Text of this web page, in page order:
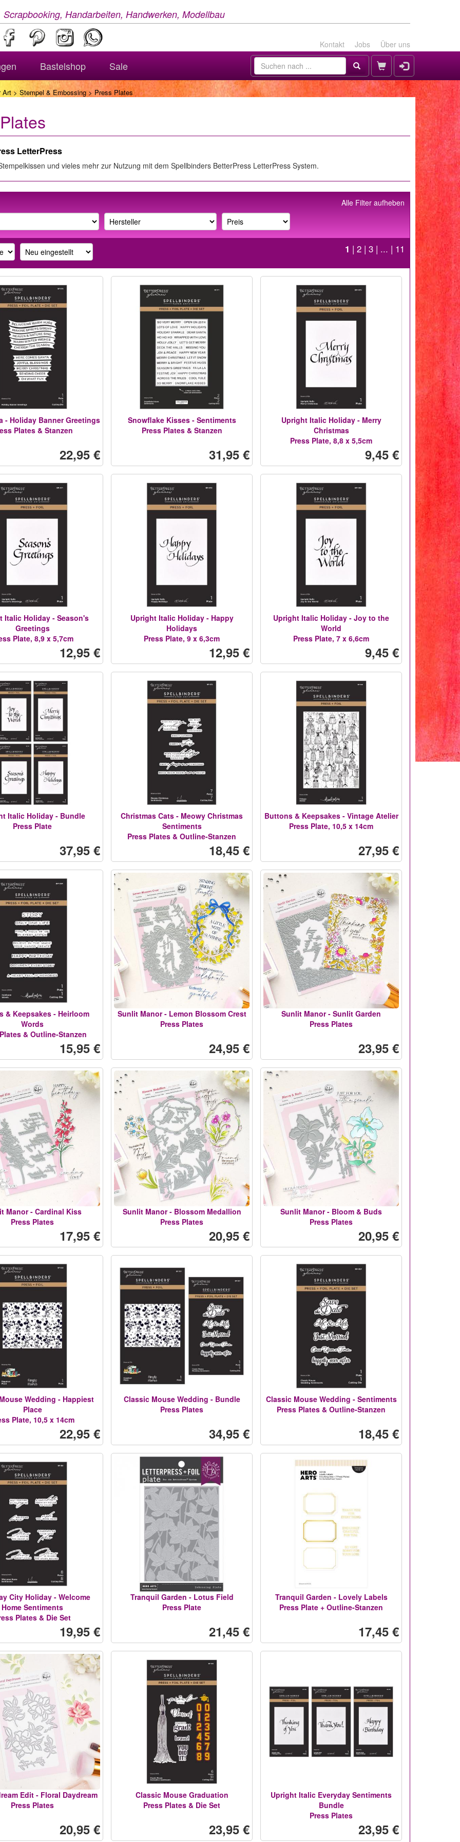
Scrapbooking, Handarbeiten, Handwerken, Modellbau
Kontakt Jobs Über uns
Bastelshop Sale
Art> Stempel & Embossing> Press Plates
LetterPress
und vieles mehr zur Nutzung mit dem Spellbinders BetterPress LetterPress System.
Alle Filter aufheben
1 | 2 | 3 | ... | 11
- Holiday Banner Greetings
Plates & Stanzen
22,95 €
Snowflake Kisses - Sentiments
Press Plates & Stanzen
31,95 €
Upright Italic Holiday - Merry
Christmas
Press Plate, 8,8 x 5,5cm
9,45 €
Italic Holiday - Season's
Greetings
Plate, 8,9 x 5,7cm
12,95 €
Upright Italic Holiday - Happy
Holidays
Press Plate, 9 x 6,3cm
12,95 €
Upright Italic Holiday - Joy to the
World
Press Plate, 7 x 6,6cm
9,45 €
Italic Holiday - Bundle
Press Plate
37,95 €
Christmas Cats - Meowy Christmas
Sentiments
Press Plates & Outline-Stanzen
18,45 €
Buttons & Keepsakes - Vintage Atelier
Press Plate, 10,5 x 14cm
27,95 €
& Keepsakes - Heirloom
Words
& Outline-Stanzen
15,95 €
Sunlit Manor - Lemon Blossom Crest
Press Plates
24,95 €
Sunlit Manor - Sunlit Garden
Press Plates
23,95 €
Manor - Cardinal Kiss
Press Plates
17,95 €
Sunlit Manor - Blossom Medallion
Press Plates
20,95 €
Sunlit Manor - Bloom & Buds
Press Plates
20,95 €
Wedding - Happiest
Place
Plate, 10,5 x 14cm
22,95 €
Classic Mouse Wedding - Bundle
Press Plates
34,95 €
Classic Mouse Wedding - Sentiments
Press Plates & Outline-Stanzen
18,45 €
City Holiday - Welcome
Home Sentiments
Plates & Die Set
19,95 €
Tranquil Garden - Lotus Field
Press Plate
21,45 €
Tranquil Garden - Lovely Labels
Press Plate + Outline-Stanzen
17,45 €
Edit - Floral Daydream
Press Plates
20,95 €
Classic Mouse Graduation
Press Plates & Die Set
23,95 €
Upright Italic Everyday Sentiments
Bundle
Press Plates
23,95 €